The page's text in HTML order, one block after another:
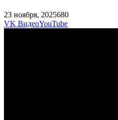
23 ноября, 2025680
VK ВидеоYouTube